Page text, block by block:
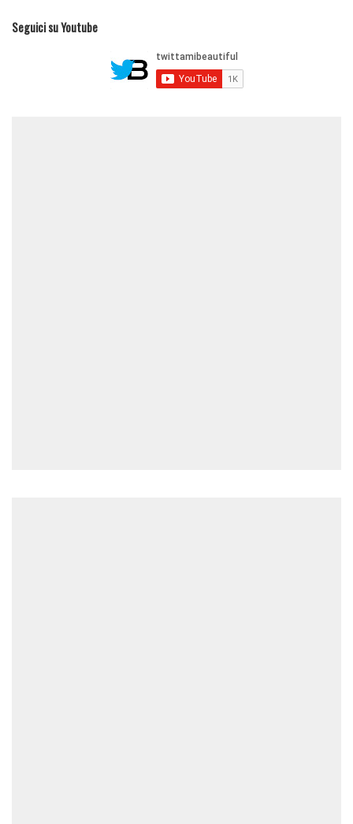
Seguici su Youtube